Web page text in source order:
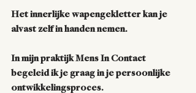
Het innerlijke wapengekletter kan je
alvast zelf in handen nemen.
In mijn praktijk Mens In Contact
begeleid ik je graag in je persoonlijke
ontwikkelingsproces.